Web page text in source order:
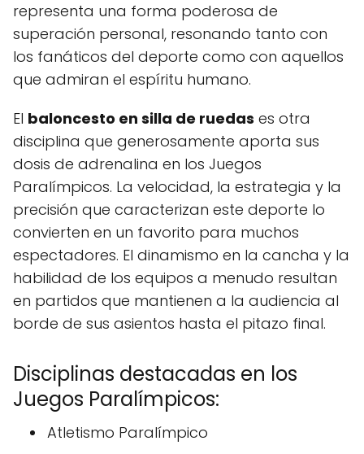
representa una forma poderosa de
superación personal, resonando tanto con
los fanáticos del deporte como con aquellos
que admiran el espíritu humano.
El baloncesto en silla de ruedas es otra
disciplina que generosamente aporta sus
dosis de adrenalina en los Juegos
Paralímpicos. La velocidad, la estrategia y la
precisión que caracterizan este deporte lo
convierten en un favorito para muchos
espectadores. El dinamismo en la cancha y la
habilidad de los equipos a menudo resultan
en partidos que mantienen a la audiencia al
borde de sus asientos hasta el pitazo final.
Disciplinas destacadas en los
Juegos Paralímpicos:
Atletismo Paralímpico